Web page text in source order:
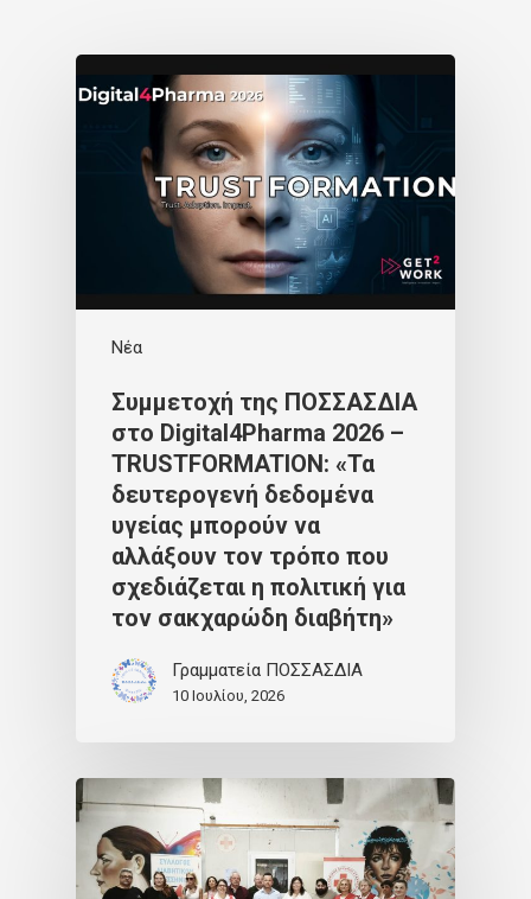
Νέα
Συμμετοχή της ΠΟΣΣΑΣΔΙΑ
στο Digital4Pharma 2026 –
TRUSTFORMATION: «Τα
δευτερογενή δεδομένα
υγείας μπορούν να
αλλάξουν τον τρόπο που
σχεδιάζεται η πολιτική για
τον σακχαρώδη διαβήτη»
Γραμματεία ΠΟΣΣΑΣΔΙΑ
10 Ιουλίου, 2026